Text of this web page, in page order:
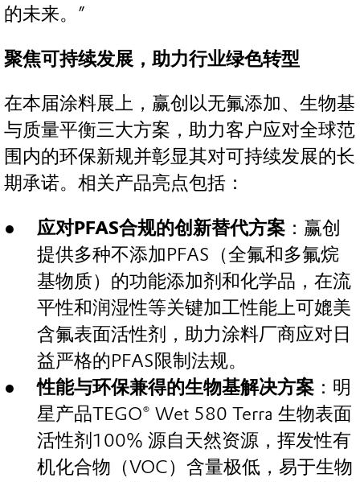
的未来。”
聚焦可持续发展，助力行业绿色转型
在本届涂料展上，赢创以无氟添加、生物基
与质量平衡三大方案，助力客户应对全球范
围内的环保新规并彰显其对可持续发展的长
期承诺。相关产品亮点包括：
应对PFAS合规的创新替代方案：赢创
提供多种不添加PFAS（全氟和多氟烷
基物质）的功能添加剂和化学品，在流
平性和润湿性等关键加工性能上可媲美
含氟表面活性剂，助力涂料厂商应对日
益严格的PFAS限制法规。
性能与环保兼得的生物基解决方案：明
星产品TEGO® Wet 580 Terra 生物表面
活性剂100% 源自天然资源，挥发性有
机化合物（VOC）含量极低，易于生物